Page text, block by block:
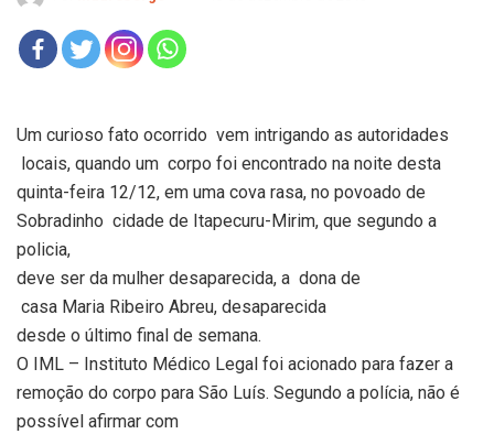
Um curioso fato ocorrido vem intrigando as autoridades
locais, quando um corpo foi encontrado na noite desta
quinta-feira 12/12, em uma cova rasa, no povoado de
Sobradinho cidade de Itapecuru-Mirim, que segundo a
policia,
deve ser da mulher desaparecida, a dona de
casa Maria Ribeiro Abreu, desaparecida
desde o último final de semana.
O IML – Instituto Médico Legal foi acionado para fazer a
remoção do corpo para São Luís. Segundo a polícia, não é
possível afirmar com